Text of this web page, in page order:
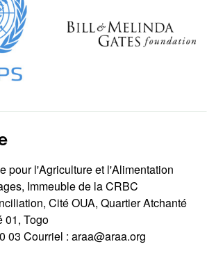
pour l'Agriculture et l'Alimentation
Immeuble de la CRBC
Cité OUA, Quartier Atchanté
01, Togo
03 Courriel : araa@araa.org